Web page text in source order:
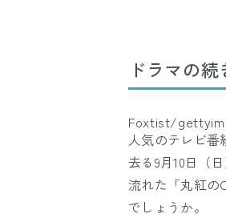
ドラマの
Foxtist/
人気のテレビ番
去る9月10日（
流れた「丸紅の
でしょうか。